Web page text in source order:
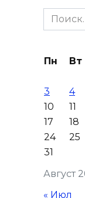
07
более
07
На
от 65
07
Search
for:
Август
Пн Вт
3
4
10
11
17
18
24
25
31
« Июл